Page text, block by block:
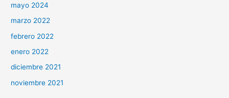
mayo 2024
marzo 2022
febrero 2022
enero 2022
diciembre 2021
noviembre 2021